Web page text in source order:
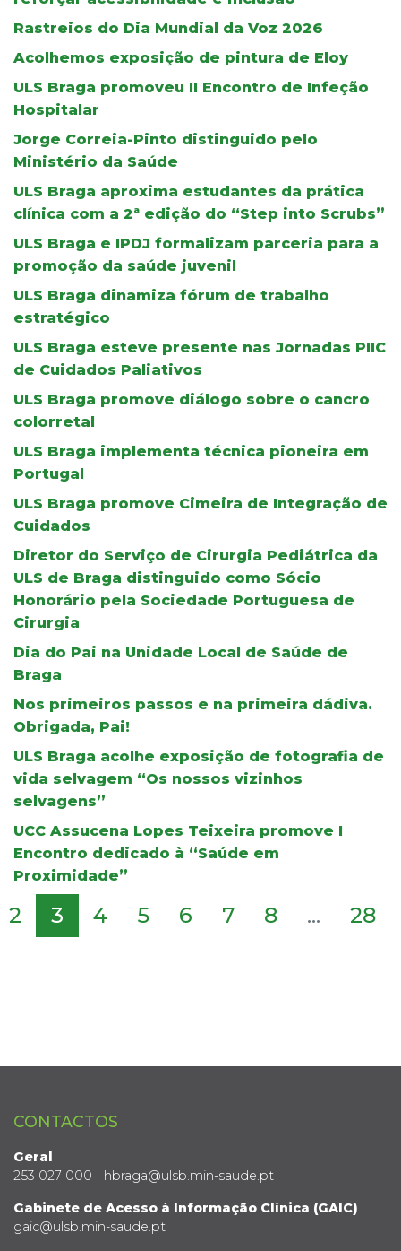
Rastreios do Dia Mundial da Voz 2026
Acolhemos exposição de pintura de Eloy
ULS Braga promoveu II Encontro de Infeção
Hospitalar
Jorge Correia-Pinto distinguido pelo
Ministério da Saúde
ULS Braga aproxima estudantes da prática
clínica com a 2ª edição do “Step into Scrubs”
ULS Braga e IPDJ formalizam parceria para a
promoção da saúde juvenil
ULS Braga dinamiza fórum de trabalho
estratégico
ULS Braga esteve presente nas Jornadas PIIC
de Cuidados Paliativos
ULS Braga promove diálogo sobre o cancro
colorretal
ULS Braga implementa técnica pioneira em
Portugal
ULS Braga promove Cimeira de Integração de
Cuidados
Diretor do Serviço de Cirurgia Pediátrica da
ULS de Braga distinguido como Sócio
Honorário pela Sociedade Portuguesa de
Cirurgia
Dia do Pai na Unidade Local de Saúde de
Braga
Nos primeiros passos e na primeira dádiva.
Obrigada, Pai!
ULS Braga acolhe exposição de fotografia de
vida selvagem “Os nossos vizinhos
selvagens”
UCC Assucena Lopes Teixeira promove I
Encontro dedicado à “Saúde em
Proximidade”
2 3 4 5 6 7 8 ... 28
CONTACTOS
Geral
253 027 000 | hbraga@ulsb.min-saude.pt
Gabinete de Acesso à Informação Clínica (GAIC)
gaic@ulsb.min-saude.pt